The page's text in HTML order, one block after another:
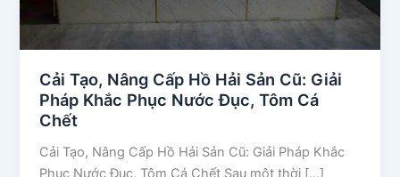
Cải Tạo, Nâng Cấp Hồ Hải Sản Cũ: Giải
Pháp Khắc Phục Nước Đục, Tôm Cá
Chết
Cải Tạo, Nâng Cấp Hồ Hải Sản Cũ: Giải Pháp Khắc
Phục Nước Đục, Tôm Cá Chết Sau một thời […]